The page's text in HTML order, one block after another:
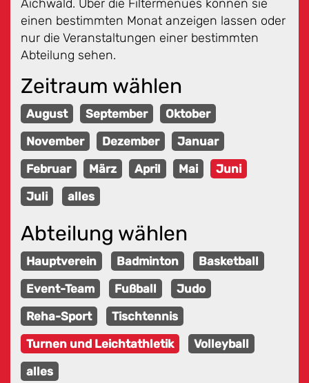
Aichwald. Über die Filtermenues können sie
einen bestimmten Monat anzeigen lassen oder
nur die Veranstaltungen einer bestimmten
Abteilung sehen.
Zeitraum wählen
August September
Oktober
November
Dezember
Januar
Februar
März April Mai
Juni
Juli
alles
Abteilung wählen
Hauptverein Badminton
Basketball
Event-Team
Fußball
Judo
Reha-Sport
Tischtennis
Turnen und Leichtathletik
Volleyball
alles